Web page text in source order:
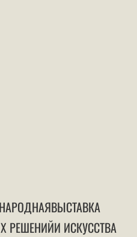
РЕШЕНИЙИ ИСКУССТВА